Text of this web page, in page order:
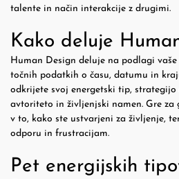
talente in način interakcije z drugimi.
Kako deluje
Human Design deluje na podlagi
točnih podatkih o času, datumu in
odkrijete svoj energetski tip,
avtoriteto in življenjski namen. Gre za
v to, kako ste ustvarjeni za življenje,
odporu in frustracijam.
Pet energijskih